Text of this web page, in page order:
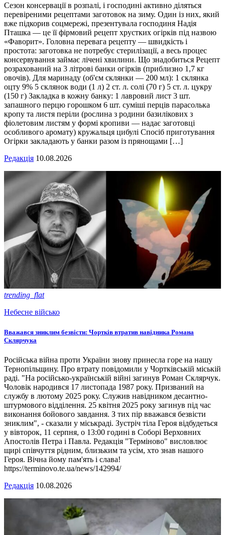
Сезон консервації в розпалі, і господині активно діляться
перевіреними рецептами заготовок на зиму. Один із них, який
вже підкорив соцмережі, презентувала господиня Надія
Пташка — це її фірмовий рецепт хрустких огірків під назвою
«Фаворит». Головна перевага рецепту — швидкість і
простота: заготовка не потребує стерилізації, а весь процес
консервування займає лічені хвилини. Що знадобиться Рецепт
розрахований на 3 літрові банки огірків (приблизно 1,7 кг
овочів). Для маринаду (об'єм склянки — 200 мл): 1 склянка
оцту 9% 5 склянок води (1 л) 2 ст. л. солі (70 г) 5 ст. л. цукру
(150 г) Закладка в кожну банку: 1 лавровий лист 3 шт.
запашного перцю горошком 6 шт. суміші перців парасолька
кропу та листя періли (рослина з родини базилікових з
фіолетовим листям у формі кропиви — надає заготовці
особливого аромату) кружальця цибулі Спосіб приготування
Огірки закладають у банки разом із прянощами […]
Редакція 10.08.2026
trending_flat
Небесне військо
Вважався зниклим безвісти: Чортків втратив навідника Романа
Склярчука
Російська війна проти України знову принесла горе на нашу
Тернопільщину. Про втрату повідомили у Чортківській міській
раді. "На російсько-українській війні загинув Роман Склярчук.
Чоловік народився 17 листопада 1987 року. Призваний на
службу в лютому 2025 року. Служив навідником десантно-
штурмового відділення. 25 квітня 2025 року загинув під час
виконання бойового завдання. З тих пір вважався безвісти
зниклим", - сказали у міськраді. Зустріч тіла Героя відбудеться
у вівторок, 11 серпня, о 13:00 годині в Соборі Верховних
Апостолів Петра і Павла. Редакція "Терміново" висловлює
щирі співчуття рідним, близьким та усім, хто знав нашого
Героя. Вічна йому пам'ять і слава!
https://terminovo.te.ua/news/142994/
Редакція 10.08.2026